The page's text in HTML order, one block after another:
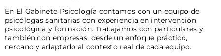
En El Gabinete Psicología contamos con un equipo de
psicólogas sanitarias con experiencia en intervención
psicológica y formación. Trabajamos con particulares y
también con empresas, desde un enfoque práctico,
cercano y adaptado al contexto real de cada equipo.